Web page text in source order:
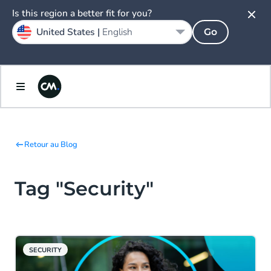
Retour au Blog
Tag "Security"
SECURITY
Is this region a better fit for you?
United States | English Go